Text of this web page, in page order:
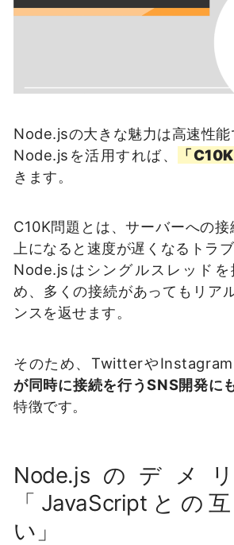
Node.jsの大きな魅力は高速性能
Node.jsを活用すれば、
「
きます。
C10K問題とは、サーバーへの
上になると速度が遅くなるトラブ
Node.jsはシングルスレッドを
め、多くの接続があってもリア
ンスを返せます。
そのため、Twitterや
が同時に接続を行うSNS開発に
特徴です。
Node.jsのデメ
「JavaScriptとの
い」